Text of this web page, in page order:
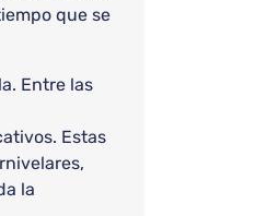
que se
Entre las
Estas
la